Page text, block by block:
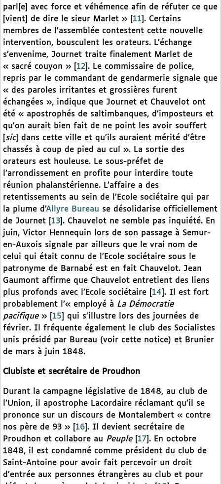
parl[e] avec force et véhémence afin de réfuter ce que
[vient] de dire le sieur Marlet »
11 . Certains
membres de l’assemblée contestent cette nouvelle
intervention, bousculent les orateurs. L’échange
s’envenime, Journet traite finalement Marlet de
« sacré couyon »
12 . Le commissaire de police,
repris par le commandant de gendarmerie signale que
« des paroles irritantes et grossières furent
échangées », indique que Journet et Chauvelot ont
été « apostrophés de saltimbanques, d’imposteurs et
qu’on aurait bien fait de ne point les avoir souffert
sic] dans cette ville et qu’ils auraient mérité d’être
chassés à coup de pied au cul ». La sortie des
orateurs est houleuse. Le sous-préfet de
l’arrondissement en profite pour interdire toute
réunion phalanstérienne. L’affaire a des
retentissements au sein de l’Ecole sociétaire qui par
la plume d’Allyre Bureau se désolidarise officiellement
de Journet
13 . Chauvelot ne semble pas inquiété. En
juin, Victor Hennequin lors de son passage à Semur-
en-Auxois signale par ailleurs que le vrai nom de
celui qui était connu de l’Ecole sociétaire sous le
patronyme de Barnabé est en fait Chauvelot. Jean
Gaumont affirme que Chauvelot entretient des liens
plus profonds avec l’Ecole sociétaire
14 . Il est fort
probablement l’« employé à La Démocratie
pacifique» 15
qui s’illustre lors des journées de
février. Il fréquente également le club des Socialistes
unis présidé par Bureau (voir cette notice) et Brunier
de mars à juin 1848.
Clubiste et secrétaire de Proudhon
Durant la campagne législative de 1848, au club de
l’Union, il apostrophe Lacordaire réclamant qu’il se
prononce sur un discours de Montalembert « contre
nos père de 93 »
16 . Il devient secrétaire de
Proudhon et collabore au Peuple[ 17 . En octobre
1848, il est condamné comme président du club de
Saint-Antoine pour avoir fait percevoir un droit
d’entrée aux personnes étrangères au club et pour